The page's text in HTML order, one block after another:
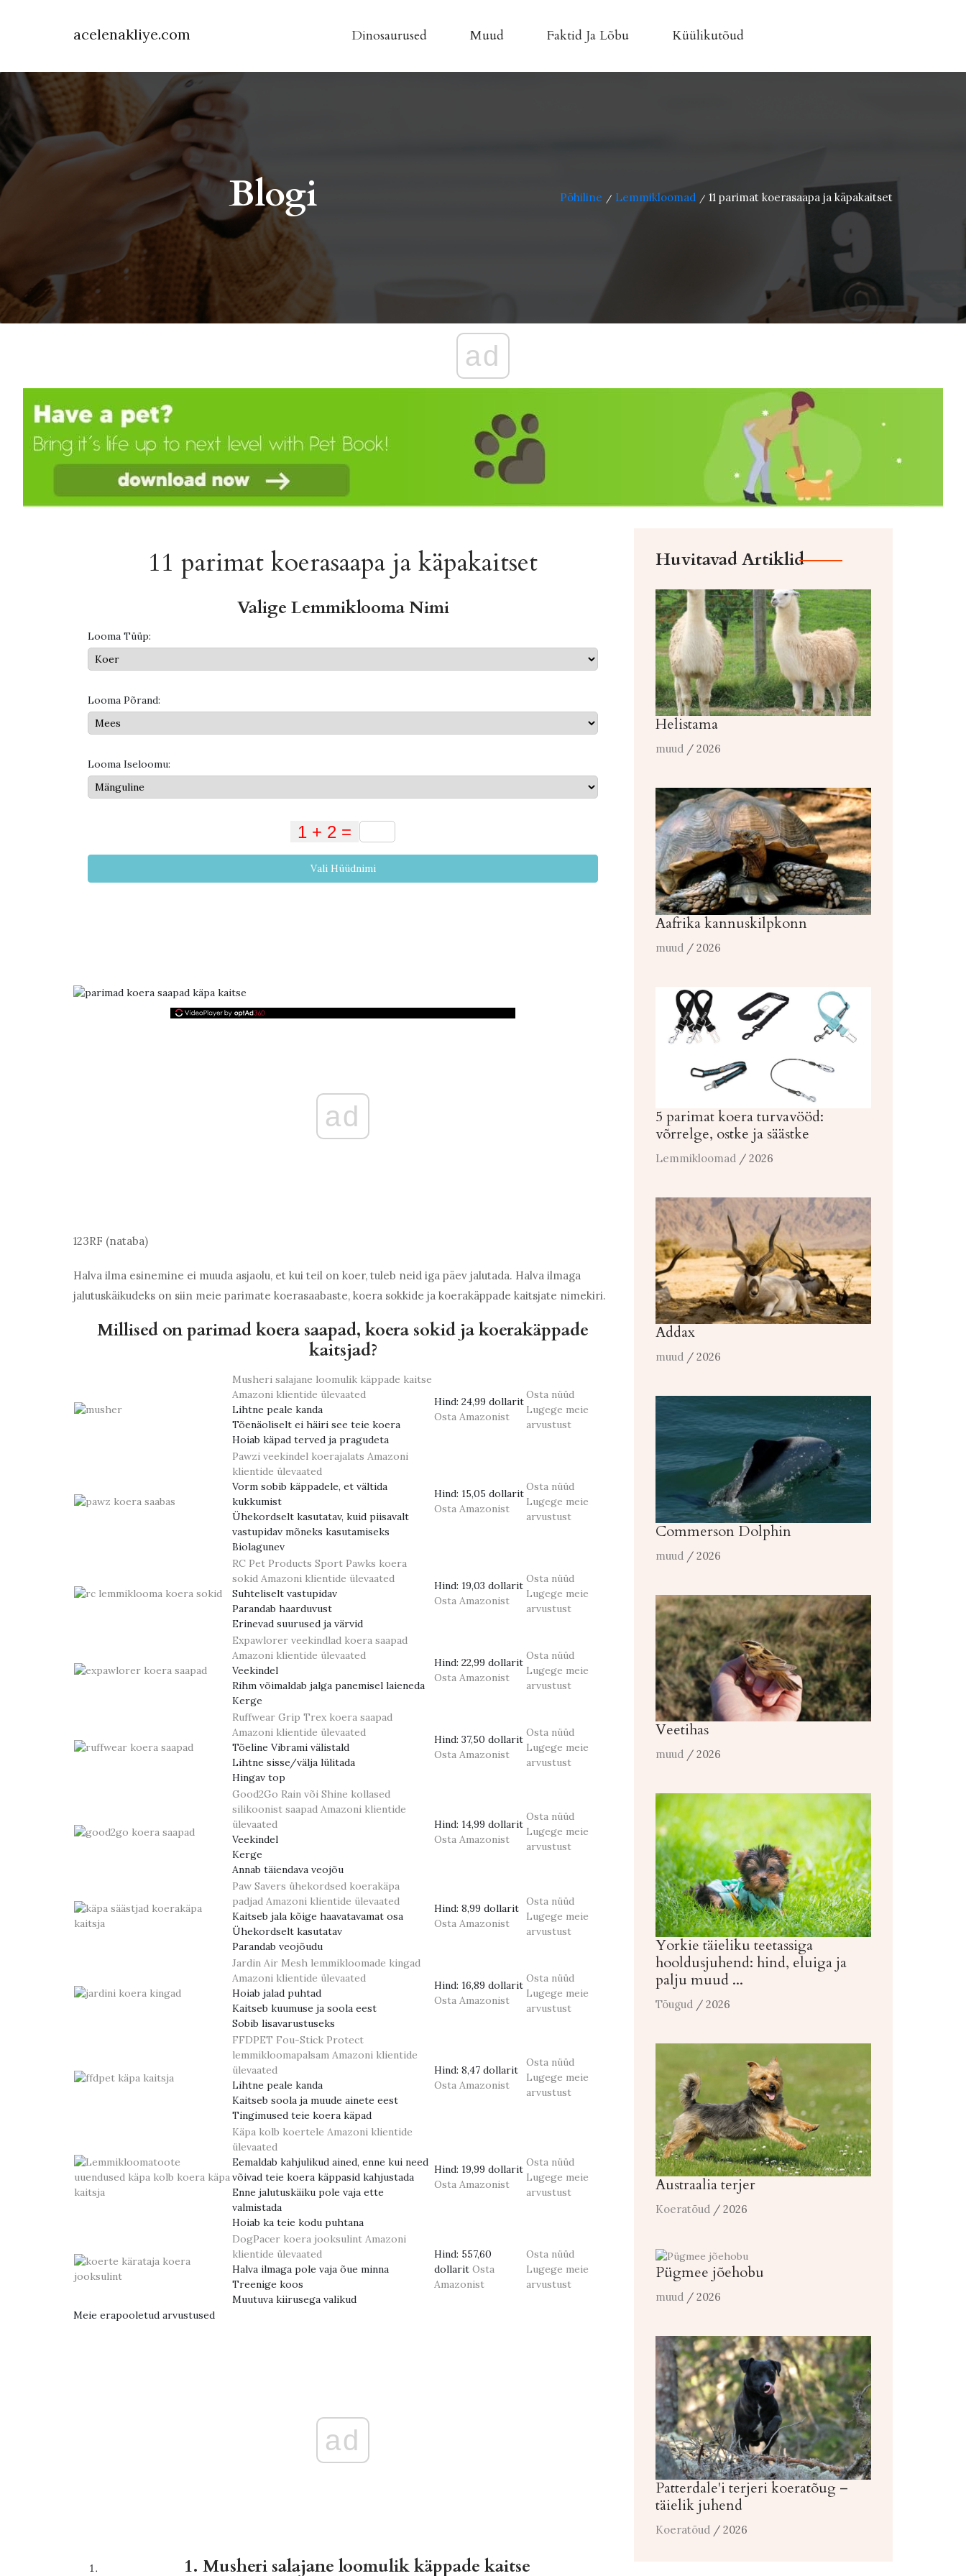
acelenakliye.com Dinosaurused Muud Faktid Ja Lõbu Küülikutõud
Blogi Põhiline / Lemmikloomad / 11 parimat koerasaapa ja käpakaitset
ad
11 parimat koerasaapa ja käpakaitset
Valige Lemmiklooma Nimi
Looma Tüüp:
Looma Põrand:
Looma Iseloomu:
Vali Hüüdnimi
ad
123RF (nataba)
Halva ilma esinemine ei muuda asjaolu, et kui teil on koer, tuleb neid iga päev jalutada. Halva ilmaga
jalutuskäikudeks on siin meie parimate koerasaabaste, koera sokkide ja koerakäppade kaitsjate nimekiri.
Millised on parimad koera saapad, koera sokid ja koerakäppade
kaitsjad?
Musheri salajane loomulik käppade kaitse
Amazoni klientide ülevaated
Lihtne peale kanda
Tõenäoliselt ei häiri see teie koera
Hoiab käpad terved ja pragudeta
Hind: 24,99 dollarit
Osta Amazonist
Osta nüüd
Lugege meie
arvustust
Pawzi veekindel koerajalats Amazoni
klientide ülevaated
Vorm sobib käppadele, et vältida
kukkumist
Ühekordselt kasutatav, kuid piisavalt
vastupidav mõneks kasutamiseks
Biolagunev
Hind: 15,05 dollarit
Osta Amazonist
Osta nüüd
Lugege meie
arvustust
RC Pet Products Sport Pawks koera
sokid Amazoni klientide ülevaated
Suhteliselt vastupidav
Parandab haarduvust
Erinevad suurused ja värvid
Hind: 19,03 dollarit
Osta Amazonist
Osta nüüd
Lugege meie
arvustust
Expawlorer veekindlad koera saapad
Amazoni klientide ülevaated
Veekindel
Rihm võimaldab jalga panemisel laieneda
Kerge
Hind: 22,99 dollarit
Osta Amazonist
Osta nüüd
Lugege meie
arvustust
Ruffwear Grip Trex koera saapad
Amazoni klientide ülevaated
Tõeline Vibrami välistald
Lihtne sisse/välja lülitada
Hingav top
Hind: 37,50 dollarit
Osta Amazonist
Osta nüüd
Lugege meie
arvustust
Good2Go Rain või Shine kollased
silikoonist saapad Amazoni klientide
ülevaated
Veekindel
Kerge
Annab täiendava veojõu
Hind: 14,99 dollarit
Osta Amazonist
Osta nüüd
Lugege meie
arvustust
Paw Savers ühekordsed koerakäpa
padjad Amazoni klientide ülevaated
Kaitseb jala kõige haavatavamat osa
Ühekordselt kasutatav
Parandab veojõudu
Hind: 8,99 dollarit
Osta Amazonist
Osta nüüd
Lugege meie
arvustust
Jardin Air Mesh lemmikloomade kingad
Amazoni klientide ülevaated
Hoiab jalad puhtad
Kaitseb kuumuse ja soola eest
Sobib lisavarustuseks
Hind: 16,89 dollarit
Osta Amazonist
Osta nüüd
Lugege meie
arvustust
FFDPET Fou-Stick Protect
lemmikloomapalsam Amazoni klientide
ülevaated
Lihtne peale kanda
Kaitseb soola ja muude ainete eest
Tingimused teie koera käpad
Hind: 8,47 dollarit
Osta Amazonist
Osta nüüd
Lugege meie
arvustust
Käpa kolb koertele Amazoni klientide
ülevaated
Eemaldab kahjulikud ained, enne kui need
võivad teie koera käppasid kahjustada
Enne jalutuskäiku pole vaja ette
valmistada
Hoiab ka teie kodu puhtana
Hind: 19,99 dollarit
Osta Amazonist
Osta nüüd
Lugege meie
arvustust
DogPacer koera jooksulint Amazoni
klientide ülevaated
Halva ilmaga pole vaja õue minna
Treenige koos
Muutuva kiirusega valikud
Hind: 557,60
dollarit Osta
Amazonist
Osta nüüd
Lugege meie
arvustust
Meie erapooletud arvustused
ad
1. Musheri salajane loomulik käppade kaitse
Huvitavad Artiklid
Helistama
muud / 2026
Aafrika kannuskilpkonn
muud / 2026
5 parimat koera turvavööd:
võrrelge, ostke ja säästke
Lemmikloomad / 2026
Addax
muud / 2026
Commerson Dolphin
muud / 2026
Veetihas
muud / 2026
Yorkie täieliku teetassiga
hooldusjuhend: hind, eluiga ja
palju muud ...
Tõugud / 2026
Austraalia terjer
Koeratõud / 2026
Pügmee jõehobu
muud / 2026
Patterdale'i terjeri koeratõug –
täielik juhend
Koeratõud / 2026